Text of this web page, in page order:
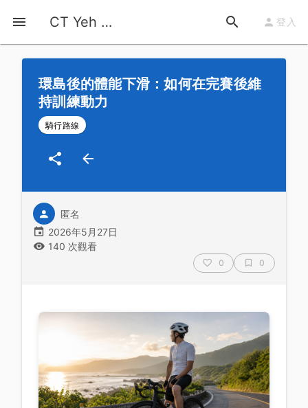
CT Yeh 公路車基地 登入
首頁 運動知識
環島後的體能下滑：如何在完賽後維
持訓練動力
騎行路線
匿名
2026年5月27日
140 次觀看
0 0